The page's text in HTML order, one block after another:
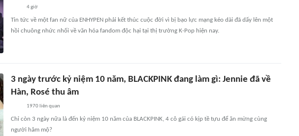
4 giờ
Tin tức về một fan nữ của ENHYPEN phải kết thúc cuộc đời vì bị bạo lực mạng kéo dài đã dấy lên một
hồi chuông nhức nhối về văn hóa fandom độc hại tại thị trường K-Pop hiện nay.
3 ngày trước kỷ niệm 10 năm, BLACKPINK đang làm gì: Jennie đã về
Hàn, Rosé thu âm
1970 liên quan
Chỉ còn 3 ngày nữa là đến kỷ niệm 10 năm của BLACKPINK, 4 cô gái có kịp tề tựu để ăn mừng cùng
người hâm mộ?